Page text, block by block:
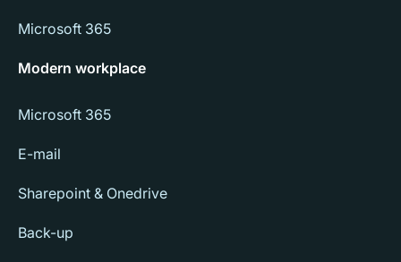
Microsoft 365
Modern workplace
Microsoft 365
E-mail
Sharepoint & Onedrive
Back-up